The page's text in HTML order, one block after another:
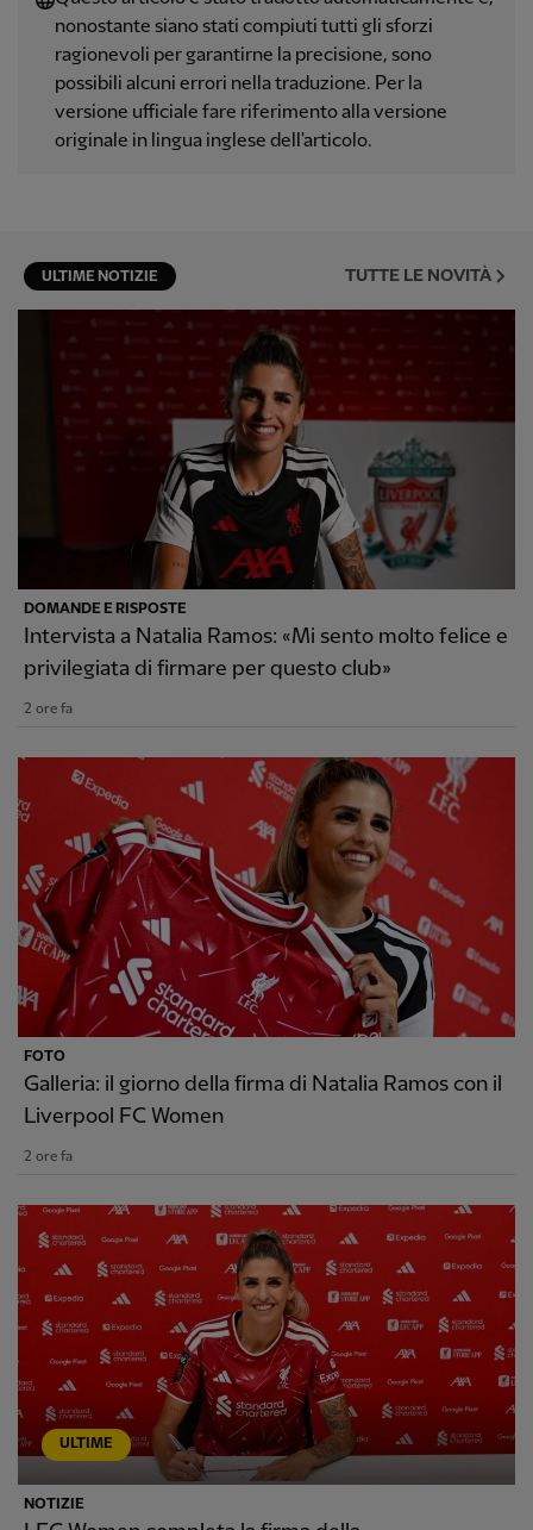
nonostante siano stati compiuti tutti gli sforzi
ragionevoli per garantirne la precisione, sono
possibili alcuni errori nella traduzione. Per la
versione ufficiale fare riferimento alla versione
originale in lingua inglese dell'articolo.
ULTIME NOTIZIE TUTTE LE NOVITÀ
DOMANDE E RISPOSTE
Intervista a Natalia Ramos: «Mi sento molto felice e
privilegiata di firmare per questo club»
2 ore fa
FOTO
Galleria: il giorno della firma di Natalia Ramos con il
Liverpool FC Women
2 ore fa
ULTIME
NOTIZIE